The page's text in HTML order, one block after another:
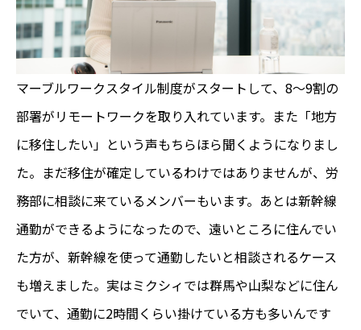
マーブルワークスタイル制度がスタートして、8～9割の
部署がリモートワークを取り入れています。また「地方
に移住したい」という声もちらほら聞くようになりまし
た。まだ移住が確定しているわけではありませんが、労
務部に相談に来ているメンバーもいます。あとは新幹線
通勤ができるようになったので、遠いところに住んでい
た方が、新幹線を使って通勤したいと相談されるケース
も増えました。実はミクシィでは群馬や山梨などに住ん
でいて、通勤に2時間くらい掛けている方も多いんです